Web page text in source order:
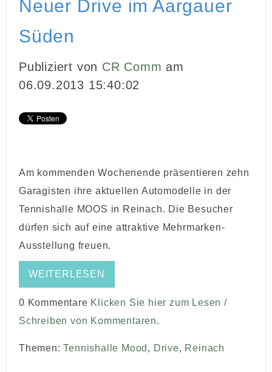
KUNDEN
KONTAKT
Neuer Drive im Aargauer
Süden
Publiziert von CR Comm am
06.09.2013 15:40:02
Am kommenden Wochenende präsentieren zehn
Garagisten ihre aktuellen Automodelle in der
Tennishalle MOOS in Reinach. Die Besucher
dürfen sich auf eine attraktive Mehrmarken-
Ausstellung freuen.
WEITERLESEN
0 Kommentare Klicken Sie hier zum Lesen /
Schreiben von Kommentaren.
Themen:Tennishalle Mood , Drive, Reinach